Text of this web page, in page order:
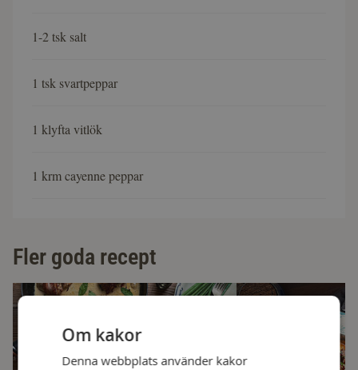
1-2 tsk salt
1 tsk svartpeppar
1 klyfta vitlök
1 krm cayenne peppar
Fler goda recept
Om kakor
Denna webbplats använder kakor